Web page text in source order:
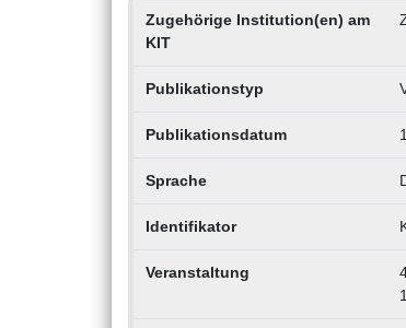
Zugehörige Institution(en) am
KIT
Publikationstyp
Publikationsdatum
Sprache
Identifikator
Veranstaltung